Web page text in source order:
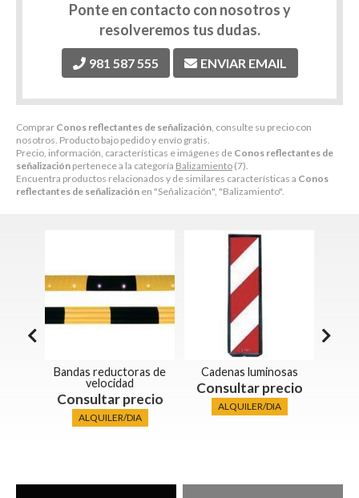
Comprar Conos reflectantes de señalización, consulte su precio con
nosotros. Producto bajo pedido y envío gratis.
Precio, información, características e imágenes de Conos reflectantes de
señalización pertenece a la categoría Balizamiento (7).
Encuentra productos relacionados y de similares características a Conos
reflectantes de señalización en "Señalización", "Balizamiento".
Ponte en contacto con nosotros y
resolveremos tus dudas.
981 587 555 ENVIAR EMAIL
Bandas reductoras de
velocidad
Consultar precio
Cadenas luminosas
Consultar precio